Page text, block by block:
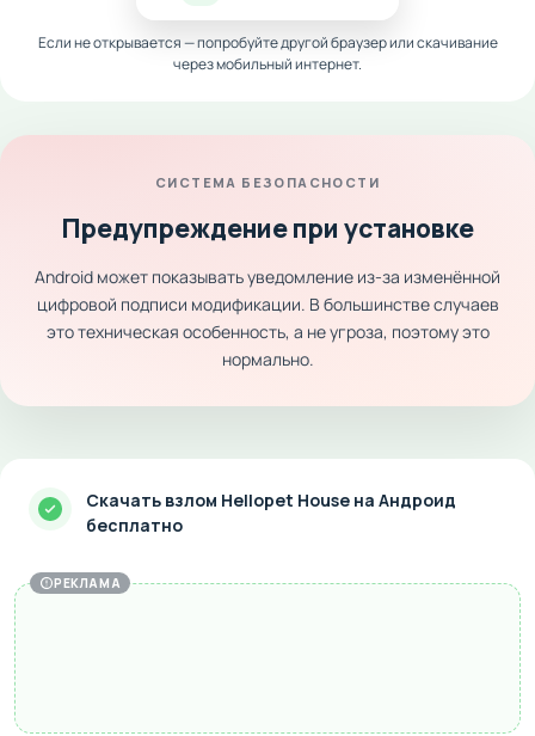
Если не открывается — попробуйте другой браузер или скачивание
через мобильный интернет.
СИСТЕМА БЕЗОПАСНОСТИ
Предупреждение при установке
Android может показывать уведомление из-за изменённой
цифровой подписи модификации. В большинстве случаев
это техническая особенность, а не угроза, поэтому это
нормально.
Скачать взлом Hellopet House на Андроид
бесплатно
РЕКЛАМА